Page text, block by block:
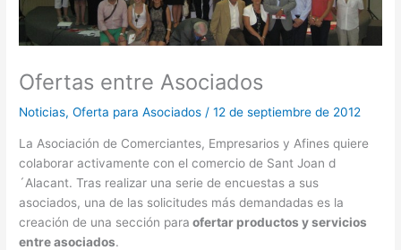
Ofertas entre Asociados
Noticias,Oferta para Asociados /12 de septiembre de 2012
La Asociación de Comerciantes, Empresarios y Afines quiere
colaborar activamente con el comercio de Sant Joan d
´Alacant. Tras realizar una serie de encuestas a sus
asociados, una de las solicitudes más demandadas es la
creación de una sección para ofertar productos y servicios
entre asociados.